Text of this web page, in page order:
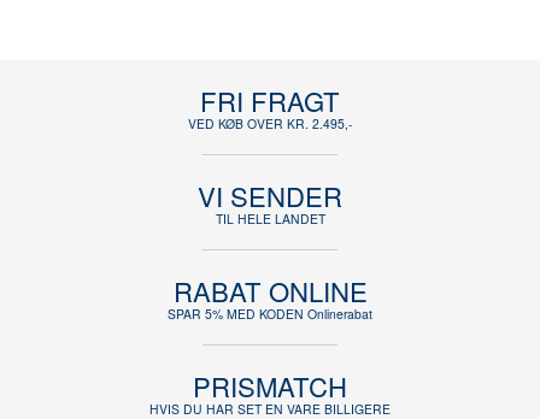
FRI FRAGT
VED KØB OVER KR. 2.495,-
VI SENDER
TIL HELE LANDET
RABAT ONLINE
SPAR 5% MED KODEN Onlinerabat
PRISMATCH
HVIS DU HAR SET EN VARE BILLIGERE